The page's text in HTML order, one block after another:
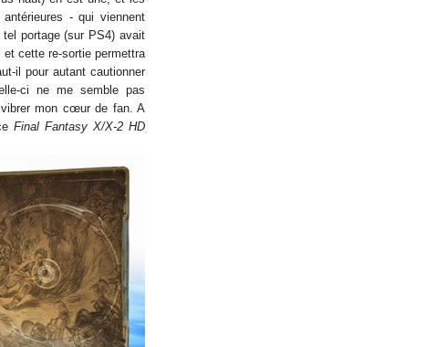
- qui viennent
portage (sur PS4) avait
cette re-sortie permettra
il pour autant cautionner
ci ne me semble pas
mon cœur de fan. A
Final Fantasy X/X-2 HD